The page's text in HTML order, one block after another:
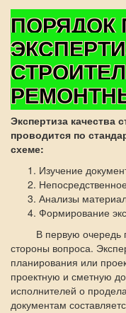
ПОРЯДОК
Экспертиза качества
проводится по
схеме:
Изучение
Анализы
Формирование
В первую очередь
стороны вопроса.
планирования или
проектную и сметную
исполнителей о
документам